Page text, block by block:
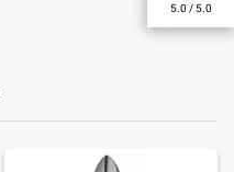
5.0 / 5.0